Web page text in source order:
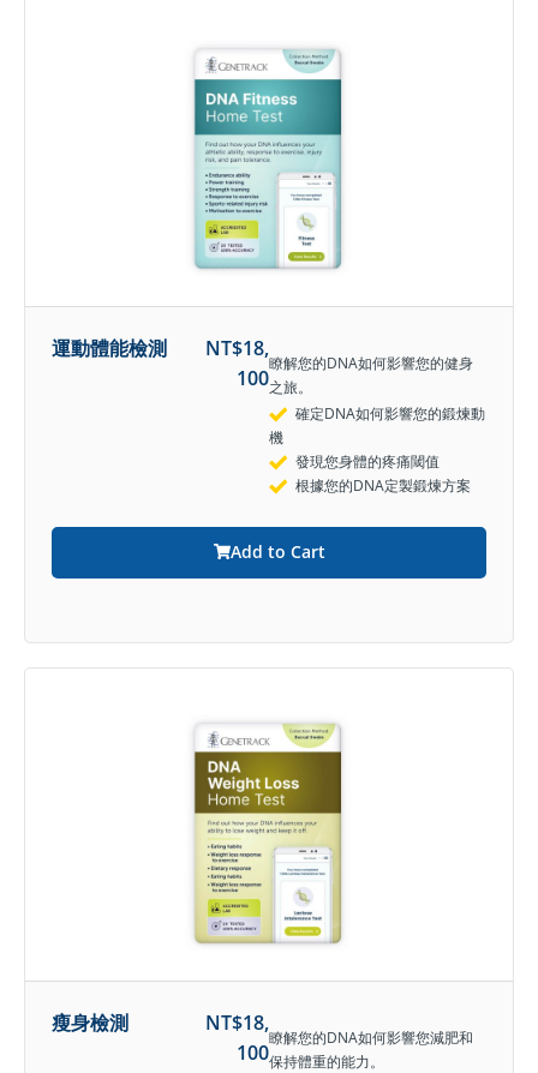
運動體能檢測 NT$18,
100
瞭解您的DNA如何影響您的健身
之旅。
確定DNA如何影響您的鍛煉動
機
發現您身體的疼痛閾值
根據您的DNA定製鍛煉方案
Add to Cart
瘦身檢測 NT$18,
100
瞭解您的DNA如何影響您減肥和
保持體重的能力。